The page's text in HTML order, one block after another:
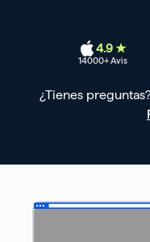
4.9 ★
14000+ Avis
¿Tienes